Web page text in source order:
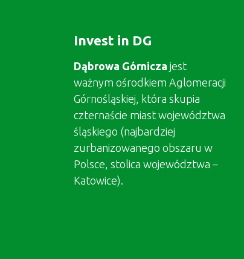
Invest in DG
Dąbrowa Górnicza jest
ważnym ośrodkiem Aglomeracji
Górnośląskiej, która skupia
czternaście miast województwa
śląskiego (najbardziej
zurbanizowanego obszaru w
Polsce, stolica województwa –
Katowice).